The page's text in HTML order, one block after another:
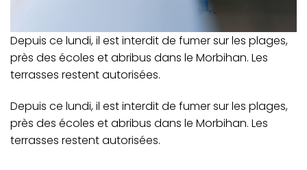
Depuis ce lundi, il est interdit de fumer sur les plages,
près des écoles et abribus dans le Morbihan. Les
terrasses restent autorisées.
Depuis ce lundi, il est interdit de fumer sur les plages,
près des écoles et abribus dans le Morbihan. Les
terrasses restent autorisées.